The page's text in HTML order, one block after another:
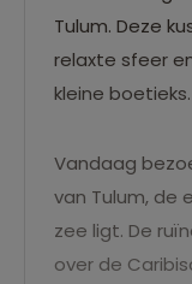
Tulum. Deze
relaxte sfeer
kleine boetieks.
Vandaag
van Tulum, de
zee ligt. De
over de